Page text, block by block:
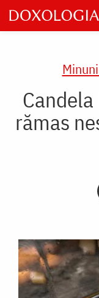
Skip
to
main
rămas